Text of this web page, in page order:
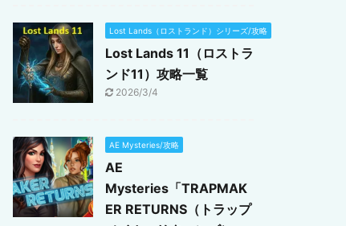
Lost Lands（ロストランド）シリーズ/攻略
Lost Lands 11（ロストラ
ンド11）攻略一覧
2026/3/4
AE Mysteries/攻略
AE
Mysteries「TRAPMAK
ER RETURNS（トラップ